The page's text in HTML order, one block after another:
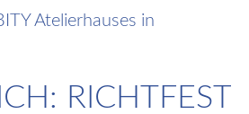
Atelierhauses in
RICHTFEST